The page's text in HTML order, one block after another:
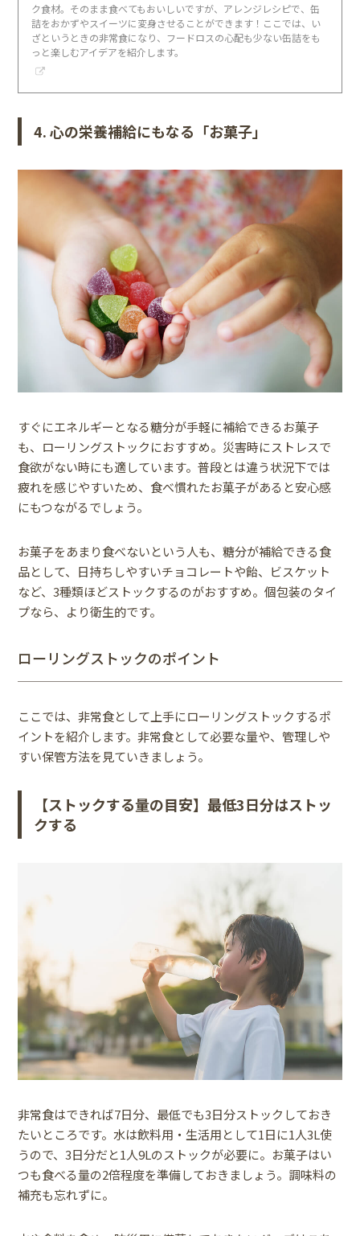
ク食材。そのまま食べてもおいしいですが、アレンジレシピで、缶
詰をおかずやスイーツに変身させることができます！ここでは、い
ざというときの非常食になり、フードロスの心配も少ない缶詰をも
っと楽しむアイデアを紹介します。
4. 心の栄養補給にもなる「お菓子」
すぐにエネルギーとなる糖分が手軽に補給できるお菓子
も、ローリングストックにおすすめ。災害時にストレスで
食欲がない時にも適しています。普段とは違う状況下では
疲れを感じやすいため、食べ慣れたお菓子があると安心感
にもつながるでしょう。
お菓子をあまり食べないという人も、糖分が補給できる食
品として、日持ちしやすいチョコレートや飴、ビスケット
など、3種類ほどストックするのがおすすめ。個包装のタイ
プなら、より衛生的です。
ローリングストックのポイント
ここでは、非常食として上手にローリングストックするポ
イントを紹介します。非常食として必要な量や、管理しや
すい保管方法を見ていきましょう。
【ストックする量の目安】最低3日分はストッ
クする
非常食はできれば7日分、最低でも3日分ストックしておき
たいところです。水は飲料用・生活用として1日に1人3L使
うので、3日分だと1人9Lのストックが必要に。お菓子はい
つも食べる量の2倍程度を準備しておきましょう。調味料の
補充も忘れずに。